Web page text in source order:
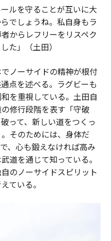
ルを守ることが互いに大
でしょうね。私自身もラ
からレフリーをリスペク
た」（土田）
ノーサイドの精神が根付
点を述べる。ラグビーも
を重視している。土田自
修行段階を表す「守破
って、新しい道をつくっ
そのためには、身体だ
、心も鍛えなければ高み
道を通じて知っている。
のノーサイドスピリット
ている。